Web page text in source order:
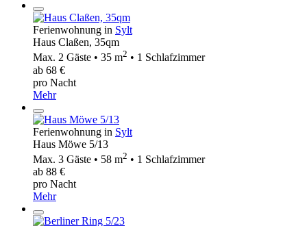
Ferienwohnung in Sylt
Haus Claßen, 35qm
Max. 2 Gäste • 35 m2 • 1 Schlafzimmer
ab 68 €
pro Nacht
Mehr
Ferienwohnung in Sylt
Haus Möwe 5/13
Max. 3 Gäste • 58 m2 • 1 Schlafzimmer
ab 88 €
pro Nacht
Mehr